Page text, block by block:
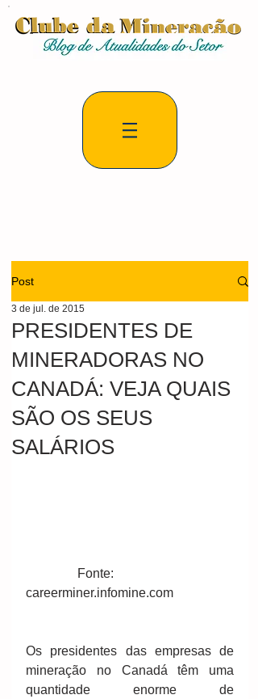
Post
PRESIDENTES DE
MINERADORAS NO
CANADÁ: VEJA QUAIS
SÃO OS SEUS
SALÁRIOS
3 de jul. de 2015
careerminer.infomine.com
Os presidentes das empresas de
mineração no Canadá têm uma
quantidade enorme de